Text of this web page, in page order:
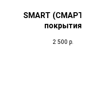
SMART (СМАРТ)
покрытия
2 500 р.